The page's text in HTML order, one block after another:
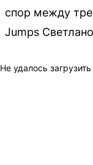
спор между
Jumps
Не удалось загрузить